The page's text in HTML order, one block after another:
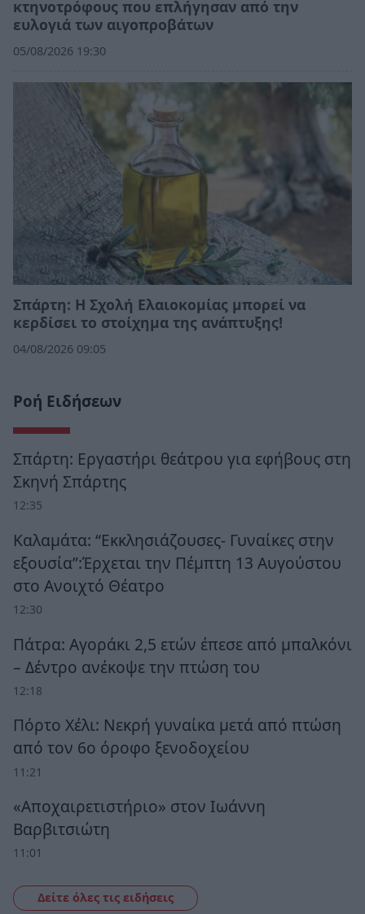
κτηνοτρόφους που επλήγησαν από την
ευλογιά των αιγοπροβάτων
05/08/2026 19:30
Σπάρτη: Η Σχολή Ελαιοκομίας μπορεί να
κερδίσει το στοίχημα της ανάπτυξης!
04/08/2026 09:05
Ροή Ειδήσεων
Σπάρτη: Εργαστήρι θεάτρου για εφήβους στη
Σκηνή Σπάρτης
12:35
Καλαμάτα: “Εκκλησιάζουσες- Γυναίκες στην
εξουσία”:Έρχεται την Πέμπτη 13 Αυγούστου
στο Ανοιχτό Θέατρο
12:30
Πάτρα: Αγοράκι 2,5 ετών έπεσε από μπαλκόνι
– Δέντρο ανέκοψε την πτώση του
12:18
Πόρτο Χέλι: Νεκρή γυναίκα μετά από πτώση
από τον 6ο όροφο ξενοδοχείου
11:21
«Αποχαιρετιστήριο» στον Ιωάννη
Βαρβιτσιώτη
11:01
Δείτε όλες τις ειδήσεις